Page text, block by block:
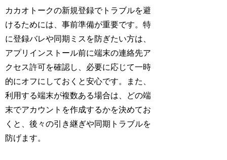
カカオトークの新規登録でトラブルを避
けるためには、事前準備が重要です。特
に登録バレや同期ミスを防ぎたい方は、
アプリインストール前に端末の連絡先ア
クセス許可を確認し、必要に応じて一時
的にオフにしておくと安心です。また、
利用する端末が複数ある場合は、どの端
末でアカウントを作成するかを決めてお
くと、後々の引き継ぎや同期トラブルを
防げます。